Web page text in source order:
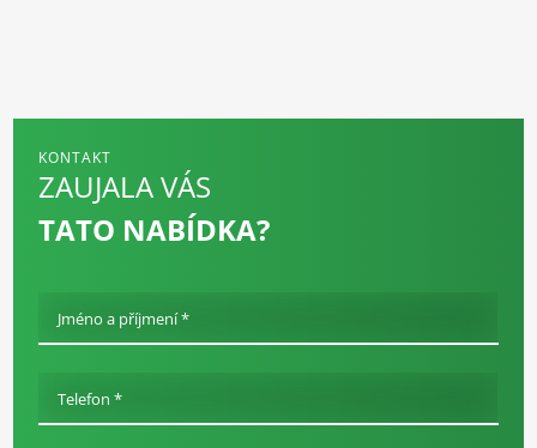
KONTAKT
ZAUJALA VÁS
TATO NABÍDKA?
Jméno a příjmení *
Telefon *